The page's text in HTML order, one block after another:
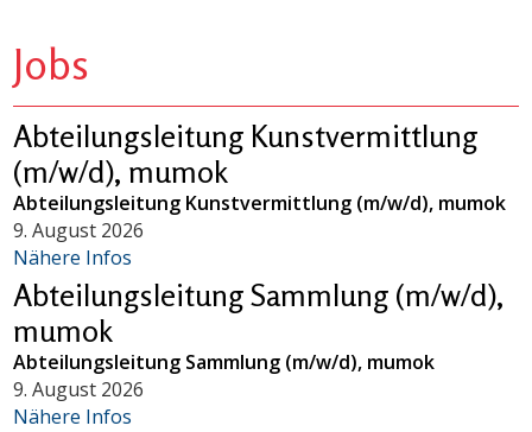
Jobs
Abteilungsleitung Kunstvermittlung
(m/w/d), mumok
Abteilungsleitung Kunstvermittlung (m/w/d), mumok
9. August 2026
Nähere Infos
Abteilungsleitung Sammlung (m/w/d),
mumok
Abteilungsleitung Sammlung (m/w/d), mumok
9. August 2026
Nähere Infos